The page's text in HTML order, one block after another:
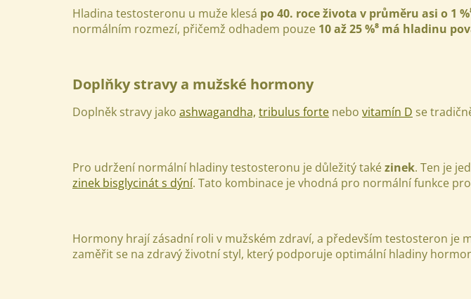
Hladina testosteronu u muže klesá po 40. roce života v průměru asi o 1
normálním rozmezí, přičemž odhadem pouze 10 až 25 %⁸ má hladinu
Doplňky stravy a mužské hormony
Doplněk stravy jako ashwagandha, tribulus forte nebo vitamín D se
Pro udržení normální hladiny testosteronu je důležitý takézinek. Ten je
zinek bisglycinát s dýní. Tato kombinace je vhodná pro normální funkce
Hormony hrají zásadní roli v mužském zdraví, a především testosteron je
zaměřit se na zdravý životní styl, který podporuje optimální hladiny